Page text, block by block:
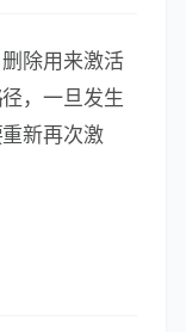
除用来激活
，一旦发生
新再次激